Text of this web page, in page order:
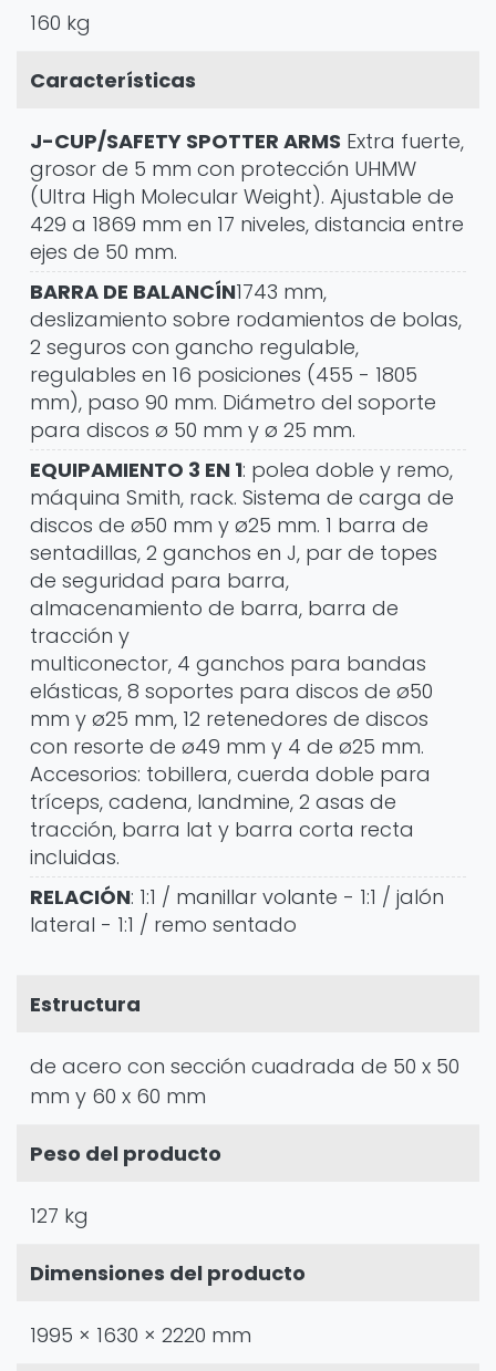
160 kg
Características
J-CUP/SAFETY SPOTTER ARMS Extra fuerte,
grosor de 5 mm con protección UHMW
(Ultra High Molecular Weight). Ajustable de
429 a 1869 mm en 17 niveles, distancia entre
ejes de 50 mm.
BARRA DE BALANCÍN1743 mm,
deslizamiento sobre rodamientos de bolas,
2 seguros con gancho regulable,
regulables en 16 posiciones (455 - 1805
mm), paso 90 mm. Diámetro del soporte
para discos ø 50 mm y ø 25 mm.
EQUIPAMIENTO 3 EN 1: polea doble y remo,
máquina Smith, rack. Sistema de carga de
discos de ø50 mm y ø25 mm. 1 barra de
sentadillas, 2 ganchos en J, par de topes
de seguridad para barra,
almacenamiento de barra, barra de
tracción y
multiconector, 4 ganchos para bandas
elásticas, 8 soportes para discos de ø50
mm y ø25 mm, 12 retenedores de discos
con resorte de ø49 mm y 4 de ø25 mm.
Accesorios: tobillera, cuerda doble para
tríceps, cadena, landmine, 2 asas de
tracción, barra lat y barra corta recta
incluidas.
RELACIÓN: 1:1 / manillar volante - 1:1 / jalón
lateral - 1:1 / remo sentado
Estructura
de acero con sección cuadrada de 50 x 50
mm y 60 x 60 mm
Peso del producto
127 kg
Dimensiones del producto
1995 × 1630 × 2220 mm